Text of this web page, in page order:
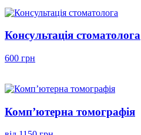
Консультація стоматолога
600 грн
Комп’ютерна томографія